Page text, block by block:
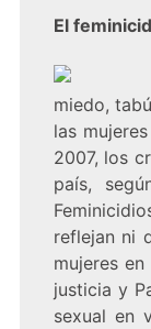
El
miedo,
las
2007, los
país,
reflejan ni
mujeres
justicia y
sexual en